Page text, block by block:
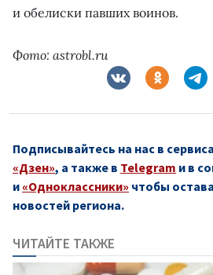
и обелиски павших воинов.
Фото: astrobl.ru
Подписывайтесь на нас в
«Дзен», а также в Telegram и в
и «Одноклассники» чтобы
новостей региона.
ЧИТАЙТЕ ТАКЖЕ